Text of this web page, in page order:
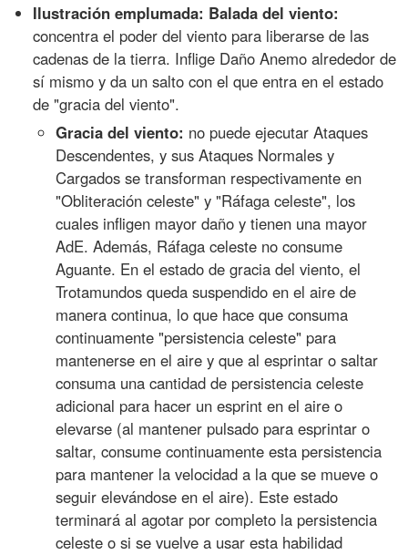
Ilustración emplumada: Balada del viento:
concentra el poder del viento para liberarse de las
cadenas de la tierra. Inflige Daño Anemo alrededor de
sí mismo y da un salto con el que entra en el estado
de "gracia del viento".
Gracia del viento: no puede ejecutar Ataques
Descendentes, y sus Ataques Normales y
Cargados se transforman respectivamente en
"Obliteración celeste" y "Ráfaga celeste", los
cuales infligen mayor daño y tienen una mayor
AdE. Además, Ráfaga celeste no consume
Aguante. En el estado de gracia del viento, el
Trotamundos queda suspendido en el aire de
manera continua, lo que hace que consuma
continuamente "persistencia celeste" para
mantenerse en el aire y que al esprintar o saltar
consuma una cantidad de persistencia celeste
adicional para hacer un esprint en el aire o
elevarse (al mantener pulsado para esprintar o
saltar, consume continuamente esta persistencia
para mantener la velocidad a la que se mueve o
seguir elevándose en el aire). Este estado
terminará al agotar por completo la persistencia
celeste o si se vuelve a usar esta habilidad